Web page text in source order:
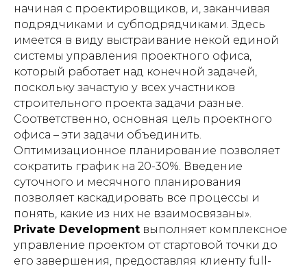
начиная с проектировщиков, и, заканчивая
подрядчиками и субподрядчиками. Здесь
имеется в виду выстраивание некой единой
системы управления проектного офиса,
который работает над конечной задачей,
поскольку зачастую у всех участников
строительного проекта задачи разные.
Соответственно, основная цель проектного
офиса – эти задачи объединить.
Оптимизационное планирование позволяет
сократить график на 20-30%. Введение
суточного и месячного планирования
позволяет каскадировать все процессы и
понять, какие из них не взаимосвязаны».
Private Development выполняет комплексное
управление проектом от стартовой точки до
его завершения, предоставляя клиенту full-